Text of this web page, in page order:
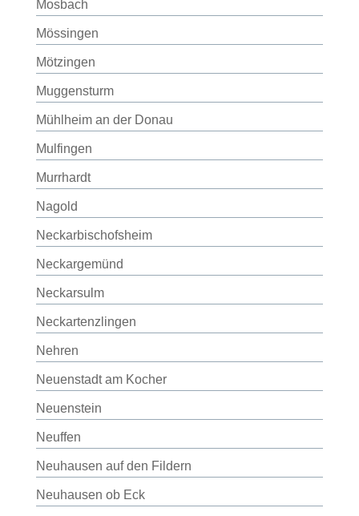
Mosbach
Mössingen
Mötzingen
Muggensturm
Mühlheim an der Donau
Mulfingen
Murrhardt
Nagold
Neckarbischofsheim
Neckargemünd
Neckarsulm
Neckartenzlingen
Nehren
Neuenstadt am Kocher
Neuenstein
Neuffen
Neuhausen auf den Fildern
Neuhausen ob Eck